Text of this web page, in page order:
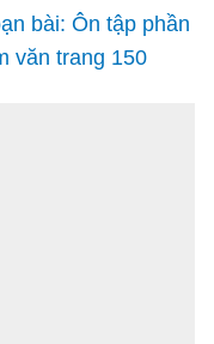
bài: Ôn tập phần
văn trang 150